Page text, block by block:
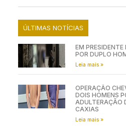
ÚLTIMAS NOTÍCIAS
EM
POR DUPLO
Leia mais »
OPERAÇÃO
DOIS HOMENS
ADULTERAÇÃO
CAXIAS
Leia mais »